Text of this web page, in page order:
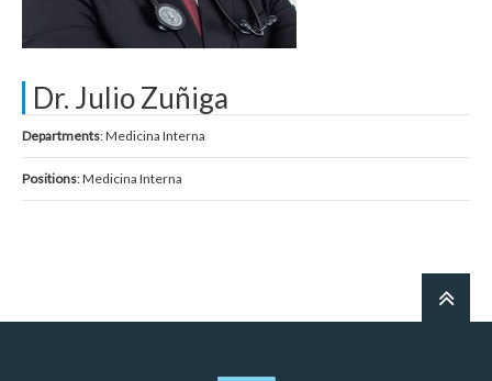
Dr. Julio Zuñiga
Departments: Medicina Interna
Positions: Medicina Interna